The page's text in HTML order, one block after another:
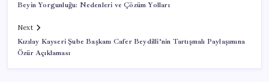
Beyin Yorgunluğu: Nedenleri ve Çözüm Yolları
Next
Kızılay Kayseri Şube Başkanı Cafer Beydilli’nin Tartışmalı Paylaşımına
Özür Açıklaması